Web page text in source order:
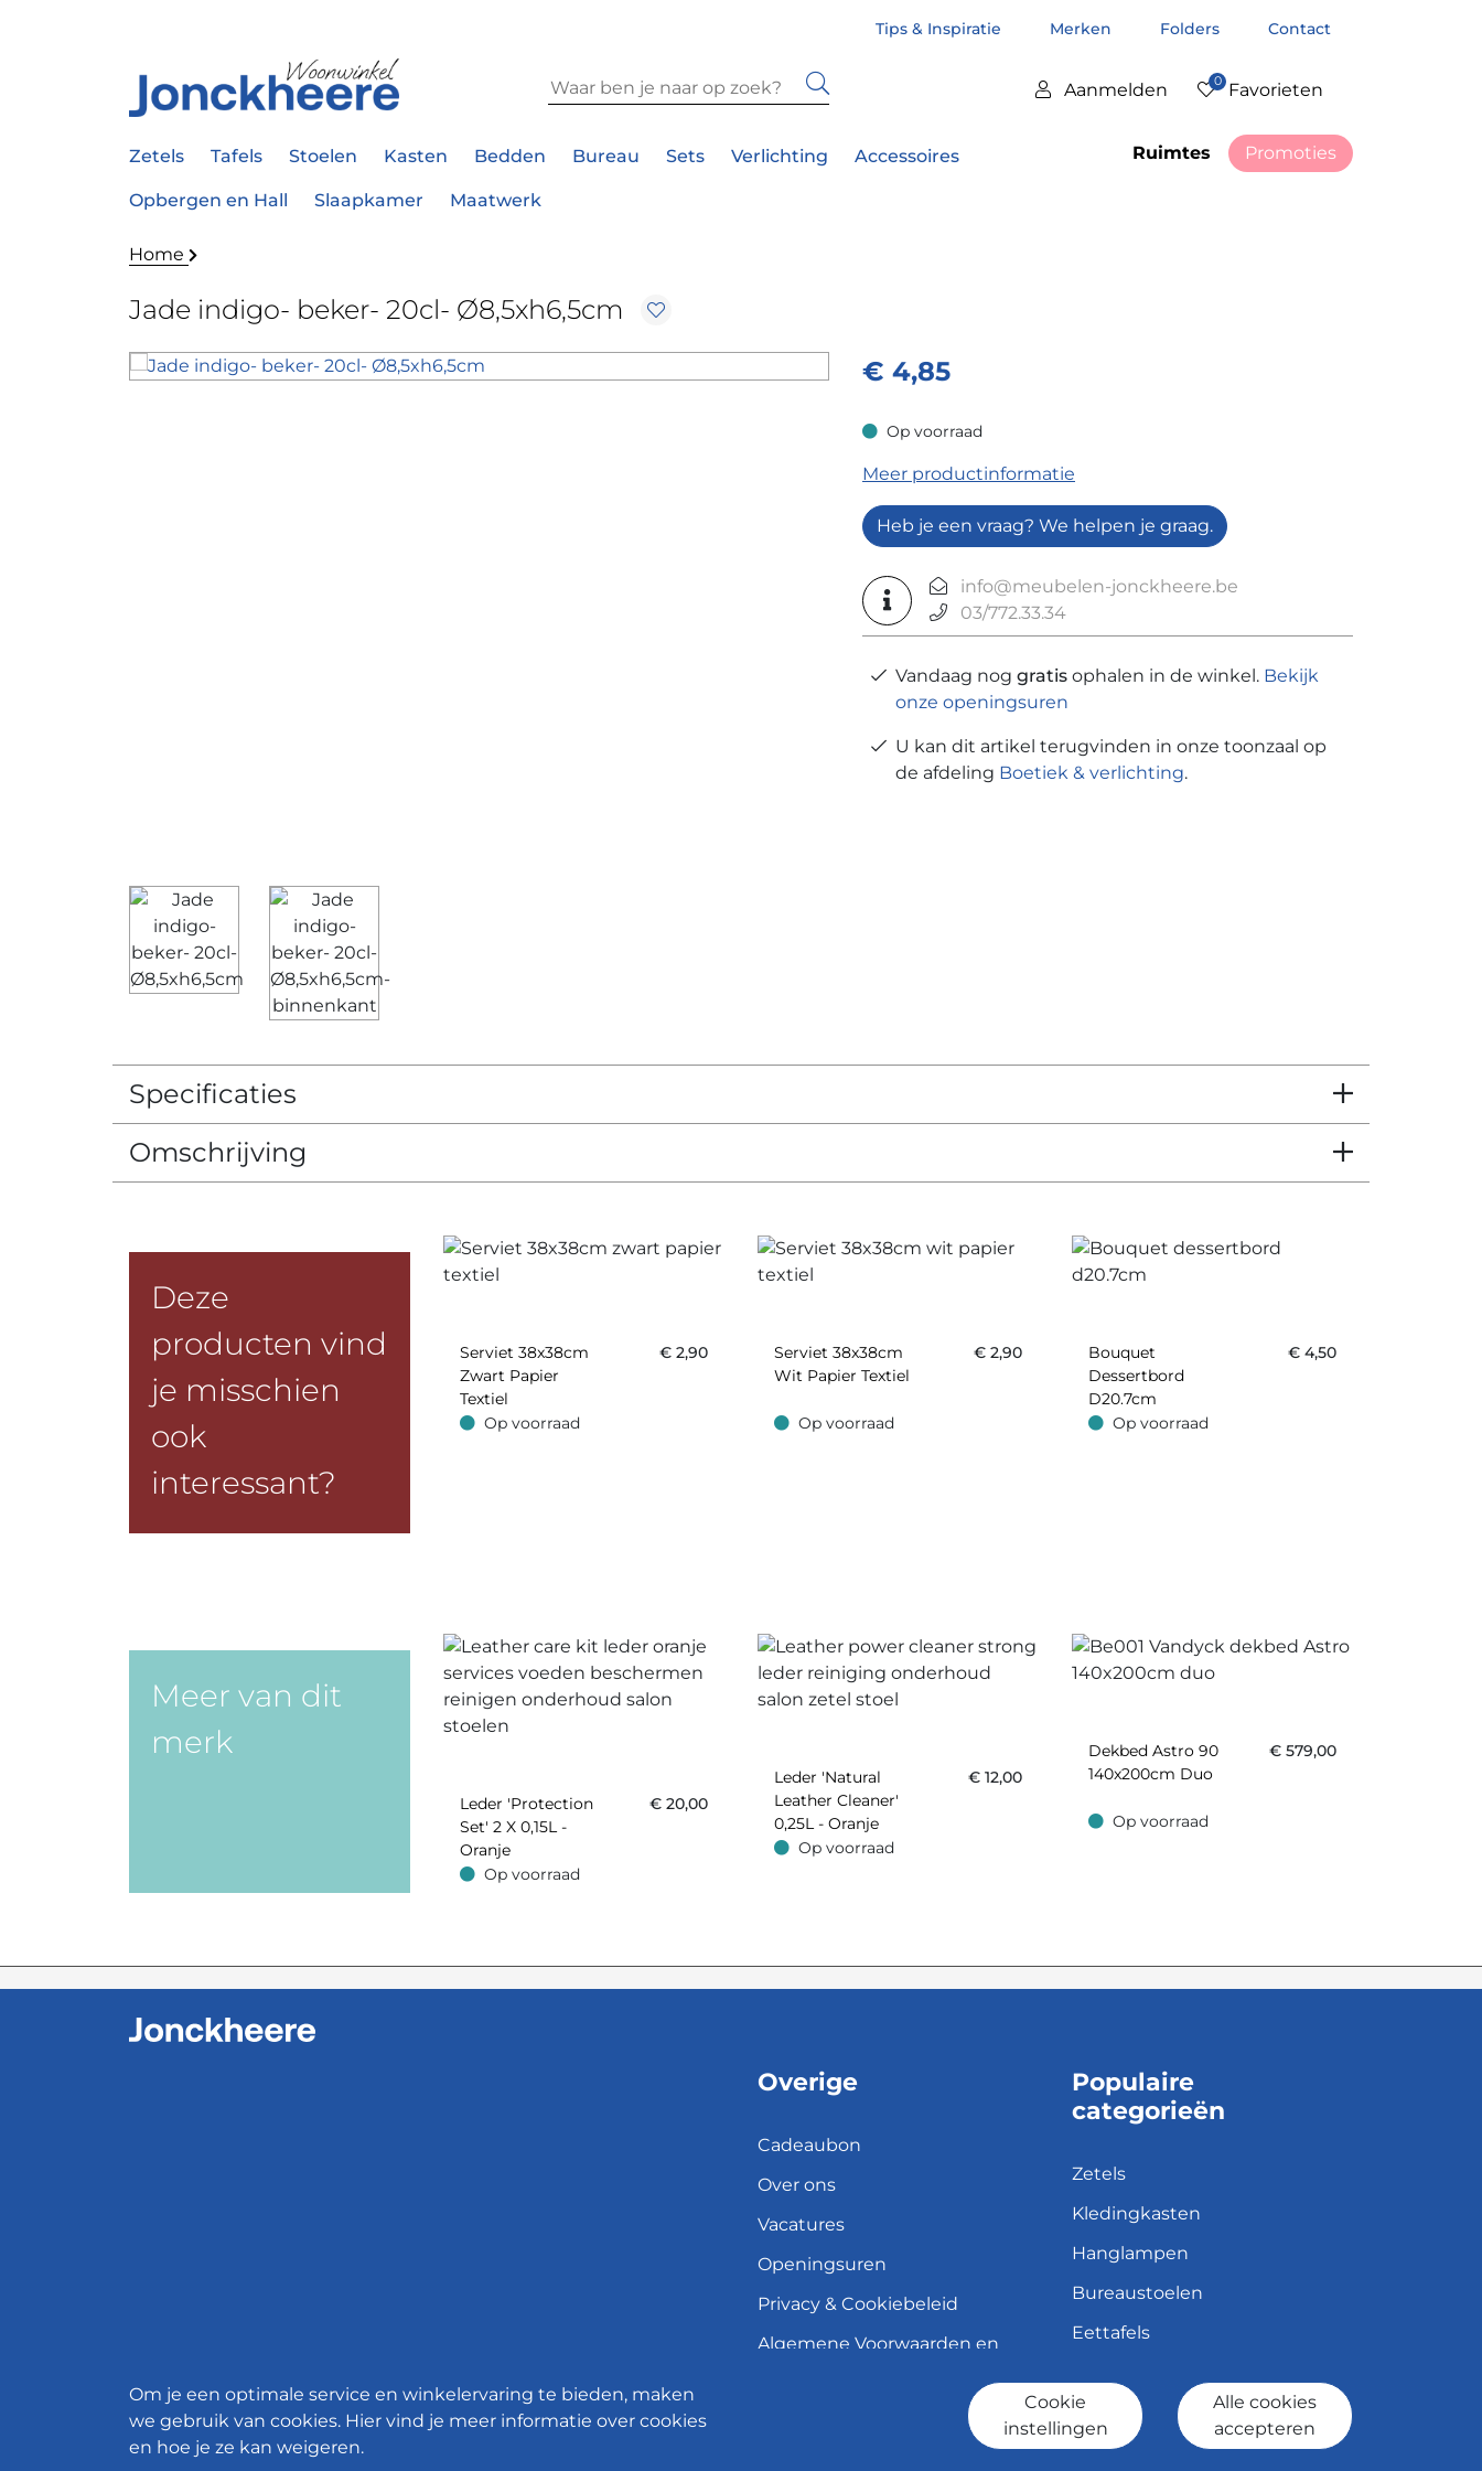
Tips & Inspiratie Merken Folders Contact
Aanmelden 0 Favorieten
Zetels Tafels Stoelen Kasten Bedden Bureau Sets Verlichting Accessoires
Opbergen en Hall Slaapkamer Maatwerk
Ruimtes Promoties
Home
Jade indigo- beker- 20cl- Ø8,5xh6,5cm
€ 4,85
Op voorraad
Op voorraad
Meer productinformatie
Heb je een vraag? We helpen je graag.
info@meubelen-jonckheere.be
03/772.33.34
Vandaag nog gratis ophalen in de winkel. Bekijk
onze openingsuren
U kan dit artikel terugvinden in onze toonzaal op
de afdeling Boetiek & verlichting.
Specificaties
Omschrijving
Deze
producten vind
je misschien
ook
interessant?
Serviet 38x38cm
Zwart Papier
Textiel
€ 2,90
Op voorraad
Op voorraad
Serviet 38x38cm
Wit Papier Textiel
€ 2,90
Op voorraad
Op voorraad
Bouquet
Dessertbord
D20.7cm
€ 4,50
Op voorraad
Op voorraad
Meer van dit
merk
Leder 'Protection
Set' 2 X 0,15L -
Oranje
€ 20,00
Op voorraad
Op voorraad
Leder 'Natural
Leather Cleaner'
0,25L - Oranje
€ 12,00
Op voorraad
Op voorraad
Dekbed Astro 90
140x200cm Duo
€ 579,00
Op voorraad
Op voorraad
Overige
Cadeaubon
Over ons
Vacatures
Openingsuren
Privacy & Cookiebeleid
Algemene Voorwaarden en
Verzend- en leveringsbeleid
Populaire
categorieën
Zetels
Kledingkasten
Hanglampen
Bureaustoelen
Eettafels
Om je een optimale service en winkelervaring te bieden, maken
we gebruik van cookies. Hier vind je meer informatie over cookies
en hoe je ze kan weigeren.
Cookie
instellingen
Alle cookies
accepteren